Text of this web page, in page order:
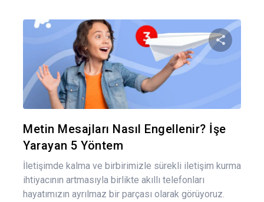
Metin Mesajları Nasıl Engellenir? İşe
Yarayan 5 Yöntem
İletişimde kalma ve birbirimizle sürekli iletişim kurma
ihtiyacının artmasıyla birlikte akıllı telefonları
hayatımızın ayrılmaz bir parçası olarak görüyoruz.